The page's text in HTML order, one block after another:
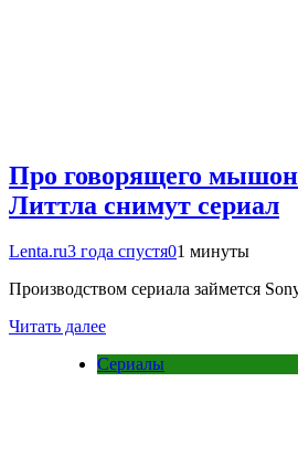
Про говорящего
Литтла снимут сериал
Lenta.ru3 года спустя01 минуты
Производством сериала займется
Читать далее
Сериалы